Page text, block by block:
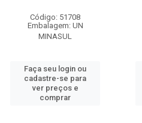
Código: 51708
Embalagem: UN
MINASUL
Faça seu login ou
cadastre-se para
ver preços e
comprar